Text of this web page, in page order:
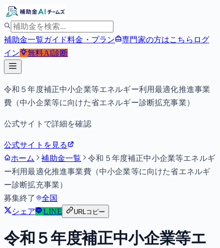
補助金一覧ガイド料金・プラン 専門家の方はこちら ログ
イン
無料AI診断
令和５年度補正中小企業等エネルギー利用最適化推進事業
費（中小企業等に向けた省エネルギー診断拡充事業）
公式サイトで詳細を確認
公式サイトを見る
ホーム
補助金一覧
令和５年度補正中小企業等エネルギ
ー利用最適化推進事業費（中小企業等に向けた省エネルギ
ー診断拡充事業）
募集終了
全国
シェア
LINE URLコピー
令和５年度補正中小企業等エ